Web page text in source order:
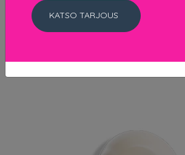
LISÄTIETOJA
KATSO TARJOUS